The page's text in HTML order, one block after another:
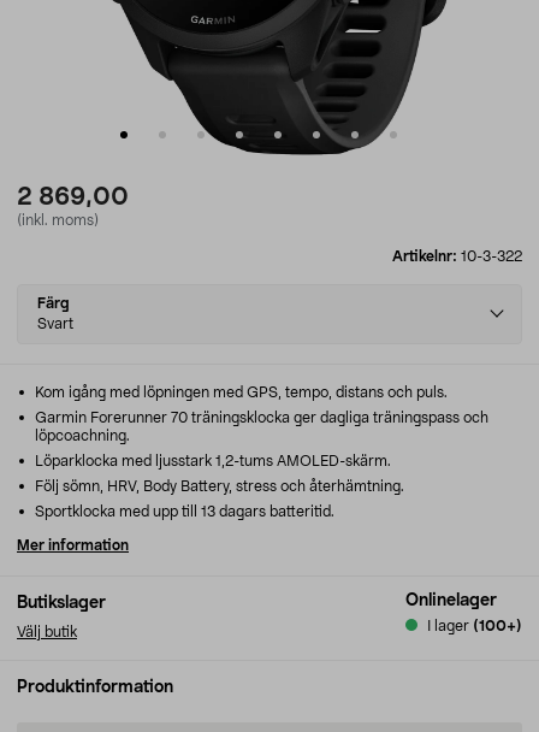
2 869,00
(inkl. moms)
Artikelnr: 10-3-322
Select
variant
Färg
Svart
Butikslager
Välj butik
Onlinelager
I lager (100+)
Kom igång med löpningen med GPS, tempo, distans och puls.
Garmin Forerunner 70 träningsklocka ger dagliga träningspass och
löpcoachning.
Löparklocka med ljusstark 1,2-tums AMOLED-skärm.
Följ sömn, HRV, Body Battery, stress och återhämtning.
Sportklocka med upp till 13 dagars batteritid.
Mer information
Produktinformation